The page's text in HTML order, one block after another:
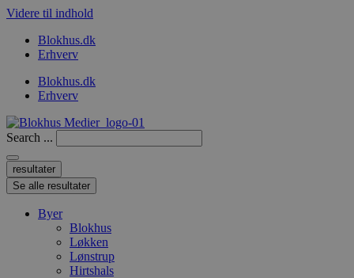
Videre til indhold
Blokhus.dk
Erhverv
Blokhus.dk
Erhverv
Search ...
resultater
Se alle resultater
Byer
Blokhus
Løkken
Lønstrup
Hirtshals